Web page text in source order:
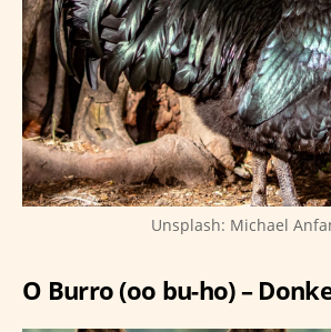
Unsplash: Michael
O Burro (oo bu-ho) –